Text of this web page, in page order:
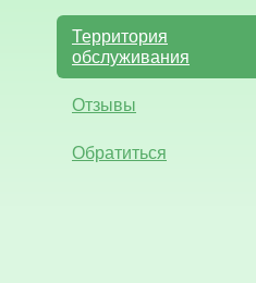
Территория
обслуживания
Отзывы
Обратиться